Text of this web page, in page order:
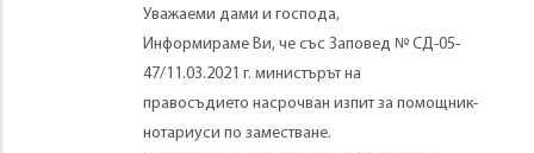
Уважаеми дами и господа,
Информираме Ви, че със Заповед № СД-05-
47/11.03.2021 г. министърът на
правосъдието насрочван изпит за помощник-
нотариуси по заместване.